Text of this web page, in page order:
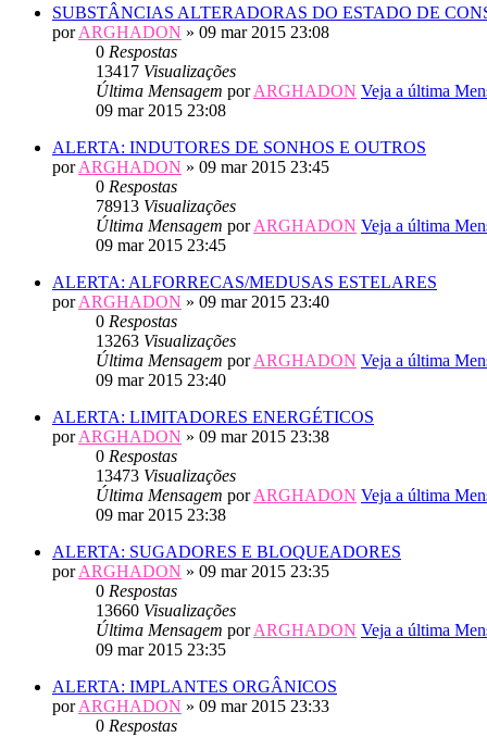
SUBSTÂNCIAS ALTERADORAS DO ESTADO DE
porARGHADON » 09 mar 2015 23:08
0 Respostas
13417 Visualizações
Última Mensagem porARGHADON Veja a última
09 mar 2015 23:08
ALERTA: INDUTORES DE SONHOS E OUTROS
porARGHADON » 09 mar 2015 23:45
0 Respostas
78913 Visualizações
Última Mensagem porARGHADON Veja a última
09 mar 2015 23:45
ALERTA: ALFORRECAS/MEDUSAS ESTELARES
porARGHADON » 09 mar 2015 23:40
0 Respostas
13263 Visualizações
Última Mensagem porARGHADON Veja a última
09 mar 2015 23:40
ALERTA: LIMITADORES ENERGÉTICOS
porARGHADON » 09 mar 2015 23:38
0 Respostas
13473 Visualizações
Última Mensagem porARGHADON Veja a última
09 mar 2015 23:38
ALERTA: SUGADORES E BLOQUEADORES
porARGHADON » 09 mar 2015 23:35
0 Respostas
13660 Visualizações
Última Mensagem porARGHADON Veja a última
09 mar 2015 23:35
ALERTA: IMPLANTES ORGÂNICOS
porARGHADON » 09 mar 2015 23:33
0 Respostas